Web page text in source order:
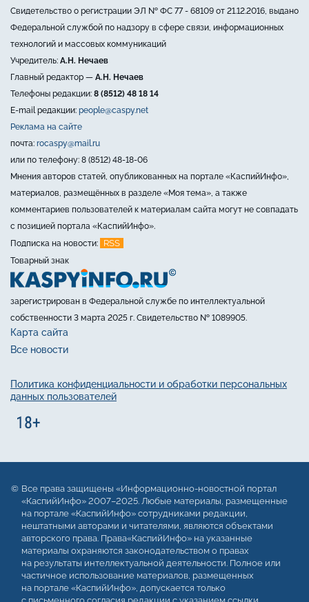
Свидетельство о регистрации ЭЛ № ФС 77 - 68109 от 21.12.2016, выдано
Федеральной службой по надзору в сфере связи, информационных
технологий и массовых коммуникаций
Учредитель: А.Н. Нечаев
Главный редактор — А.Н. Нечаев
Телефоны редакции: 8 (8512) 48 18 14
E-mail редакции: people@caspy.net
Реклама на сайте
почта: rocaspy@mail.ru
или по телефону: 8 (8512) 48-18-06
Мнения авторов статей, опубликованных на портале «КаспийИнфо»,
материалов, размещённых в разделе «Моя тема», а также
комментариев пользователей к материалам сайта могут не совпадать
с позицией портала «КаспийИнфо».
Подписка на новости:
RSS
Товарный знак
зарегистрирован в Федеральной службе по интеллектуальной
собственности 3 марта 2025 г. Свидетельство № 1089905.
Карта сайта
Все новости
Политика конфиденциальности и обработки персональных
данных пользователей
Все права защищены «Информационно-новостной портал
«КаспийИнфо» 2007–2025. Любые материалы, размещенные
на портале «КаспийИнфо» сотрудниками редакции,
нештатными авторами и читателями, являются объектами
авторского права. Права«КаспийИнфо» на указанные
материалы охраняются законодательством о правах
на результаты интеллектуальной деятельности. Полное или
частичное использование материалов, размещенных
на портале «КаспийИнфо», допускается только